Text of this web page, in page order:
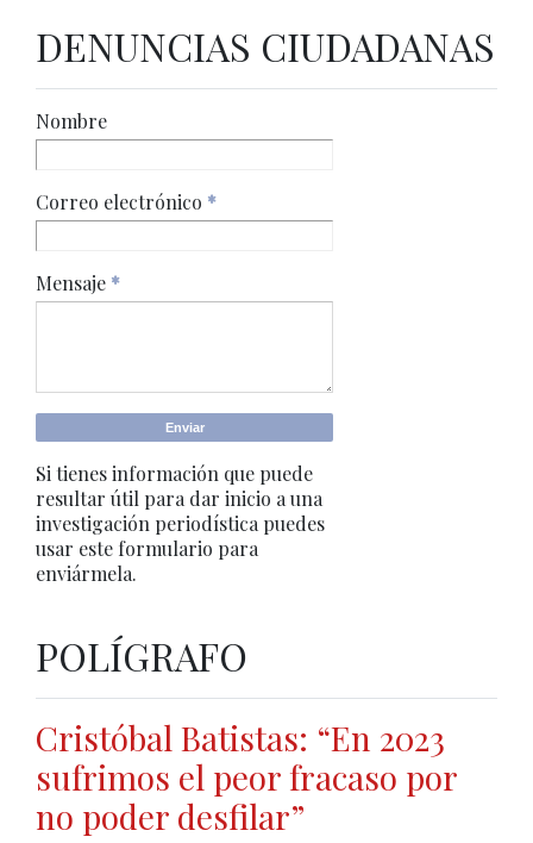
DENUNCIAS CIUDADANAS
Nombre
Correo electrónico *
Mensaje *
Si tienes información que puede
resultar útil para dar inicio a una
investigación periodística puedes
usar este formulario para
enviármela.
POLÍGRAFO
Cristóbal Batistas: “En 2023
sufrimos el peor fracaso por
no poder desfilar”